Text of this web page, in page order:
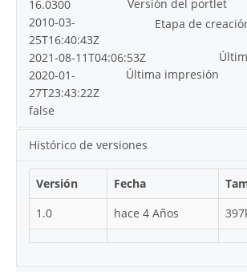
Versión del portlet
16.0300
Etapa de
2010-03-
25T16:40:43Z
2021-08-11T04:06:53Z
Última impresión
2020-01-
27T23:43:22Z
false
Histórico de versiones
Versión Fecha
1.0
hace 4 Años